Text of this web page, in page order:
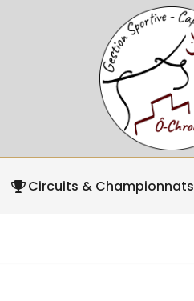
Circuits & Championnats